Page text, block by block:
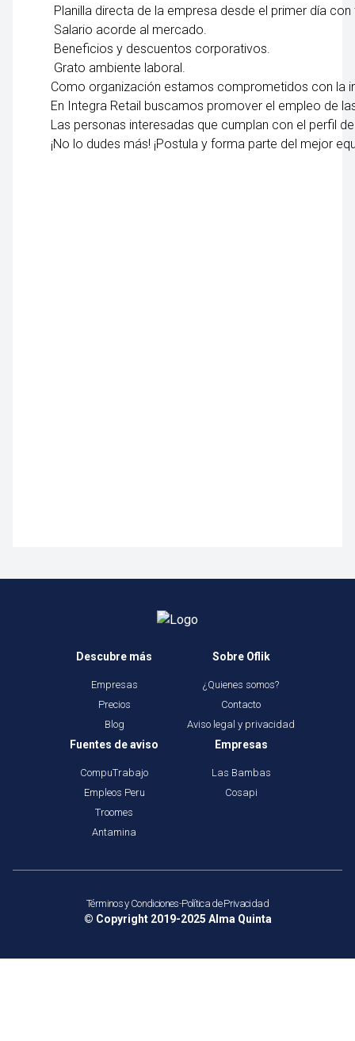
Planilla directa de la empresa desde el primer día
Salario acorde al mercado.
Beneficios y descuentos corporativos.
Grato ambiente laboral.
Como organización estamos comprometidos con la
En Integra Retail buscamos promover el empleo de
Las personas interesadas que cumplan con el perfil
¡No lo dudes más! ¡Postula y forma parte del mejor
Descubre más
Empresas
Precios
Blog
Sobre Oflik
¿Quienes somos?
Contacto
Aviso legal y privacidad
Fuentes de aviso
CompuTrabajo
Empleos Peru
Troomes
Antamina
Empresas
Las Bambas
Cosapi
Términos y Condiciones-Política de Privacidad
© Copyright 2019-2025 Alma Quinta